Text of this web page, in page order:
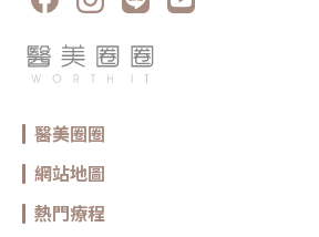
醫美圈圈
網站地圖
熱門療程